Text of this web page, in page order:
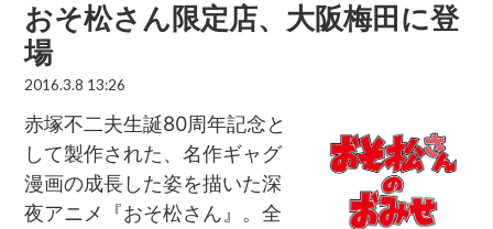
おそ松さん限定店、大阪梅田に登
場
2016.3.8 13:26
赤塚不二夫生誕80周年記念と
して製作された、名作ギャグ
漫画の成長した姿を描いた深
夜アニメ『おそ松さん』。全